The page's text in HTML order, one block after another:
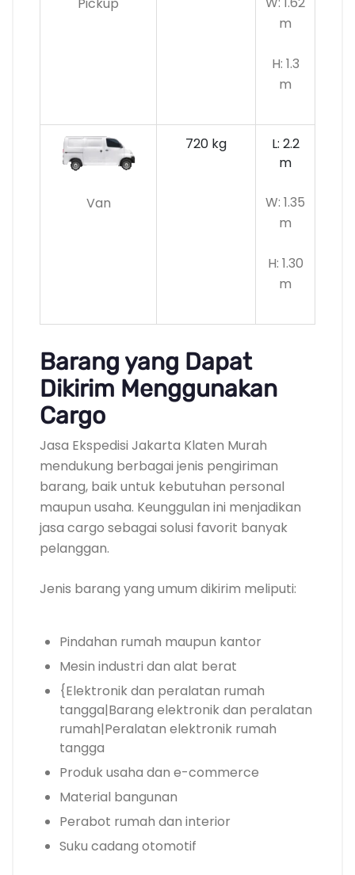
m
H: 1.3
m
Van
720 kg
L: 2.2
m
W: 1.35
m
H: 1.30
m
Barang yang Dapat
Dikirim Menggunakan
Cargo
Jasa Ekspedisi Jakarta Klaten Murah
mendukung berbagai jenis pengiriman
barang, baik untuk kebutuhan personal
maupun usaha. Keunggulan ini menjadikan
jasa cargo sebagai solusi favorit banyak
pelanggan.
Jenis barang yang umum dikirim meliputi:
Pindahan rumah maupun kantor
Mesin industri dan alat berat
{Elektronik dan peralatan rumah
tangga|Barang elektronik dan peralatan
rumah|Peralatan elektronik rumah
tangga
Produk usaha dan e-commerce
Material bangunan
Perabot rumah dan interior
Suku cadang otomotif